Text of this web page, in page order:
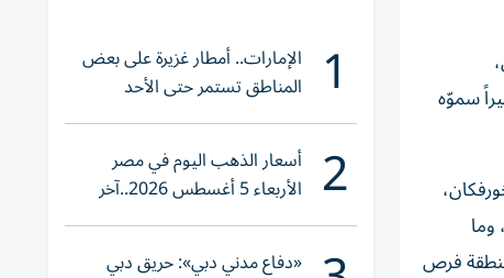
مشيراً سموّه
فرص
1 الإمارات.. أمطار غزيرة على بعض
المناطق تستمر حتى الأحد
2 أسعار الذهب اليوم في مصر
الأربعاء 5 أغسطس 2026..آخر
تحديث لعيار 21
«دفاع مدني دبي»: حريق دبي